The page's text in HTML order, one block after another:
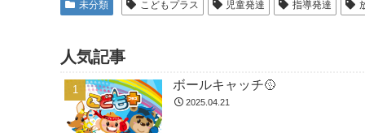
未分類 こどもプラス 児童発達 指導発達
人気記事
ボールキャッチ🥎
2025.04.21